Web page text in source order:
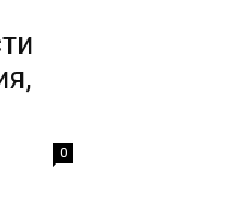
0